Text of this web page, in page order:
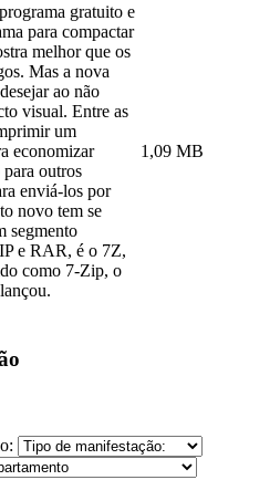
gratuito e
para compactar
melhor que os
Mas a nova
ao não
visual. Entre as
um
economizar
para outros
enviá-los por
novo tem se
segmento
e RAR, é o 7Z,
como 7-Zip, o
1,09 MB